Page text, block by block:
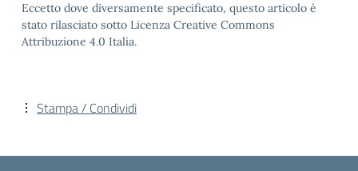
Eccetto dove diversamente specificato, questo articolo è
stato rilasciato sotto Licenza Creative Commons
Attribuzione 4.0 Italia.
Stampa / Condividi